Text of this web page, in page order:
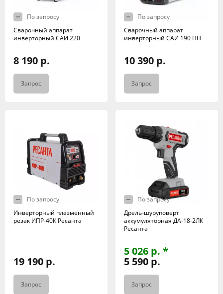
По запросу
Сварочный аппарат
инверторный САИ 220
8 190 р.
Запрос
По запросу
Сварочный аппарат
инверторный САИ 190 ПН
10 390 р.
Запрос
По запросу
Инверторный плазменный
резак ИПР-40К Ресанта
19 190 р.
Запрос
По запросу
Дрель-шуруповерт
аккумуляторная ДА-18-2ЛК
Ресанта
5 026 р. *
5 590 р.
Запрос